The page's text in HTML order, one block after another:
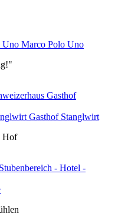
Marco Polo Uno
Gasthof
Gasthof Stanglwirt
Hof